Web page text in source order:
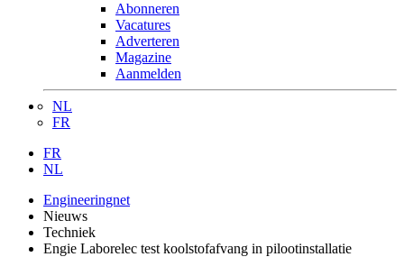
Abonneren
Vacatures
Adverteren
Magazine
Aanmelden
NL
FR
FR
NL
Engineeringnet
Nieuws
Techniek
Engie Laborelec test koolstofafvang in pilootinstallatie